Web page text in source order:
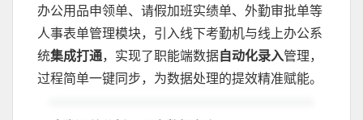
办公用品申领单、请假加班实绩单、外勤审批单等
人事表单管理模块，引入线下考勤机与线上办公系
统集成打通，实现了职能端数据自动化录入管理，
过程简单一键同步，为数据处理的提效精准赋能。